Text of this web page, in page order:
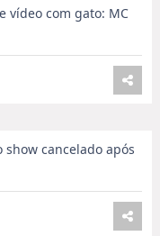
vídeo com gato: MC
cancelado após